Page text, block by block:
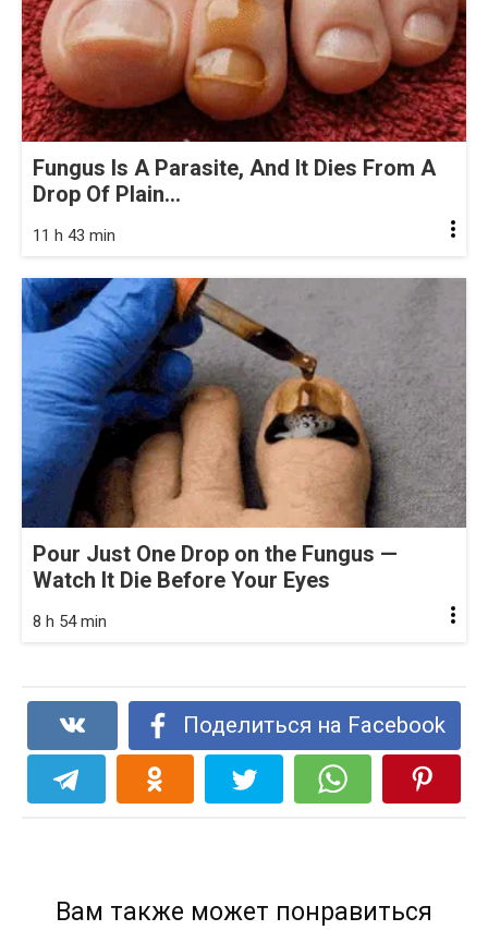
Fungus Is A Parasite, And It Dies From A
Drop Of Plain...
11 h 43 min
Pour Just One Drop on the Fungus —
Watch It Die Before Your Eyes
8 h 54 min
Поделиться на Facebook
Вам также может понравиться